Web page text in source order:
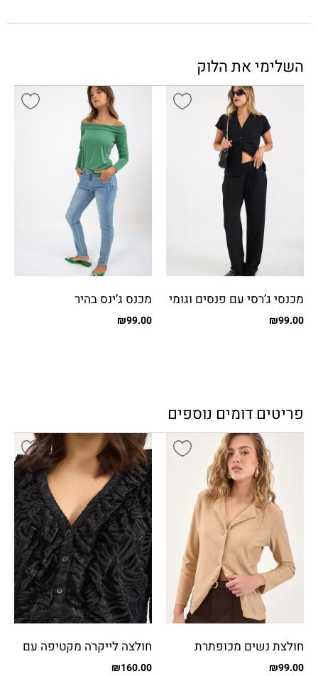
השלימי את הלוק
מכנסי ג’רסי עם פנסים וגומי
₪99.00
מכנס ג’ינס בהיר
₪99.00
פריטים דומים נוספים
חולצת נשים מכופתרת
לורקס₪99.00
חולצה לייקרה מקטיפה עם
וולנים₪160.00